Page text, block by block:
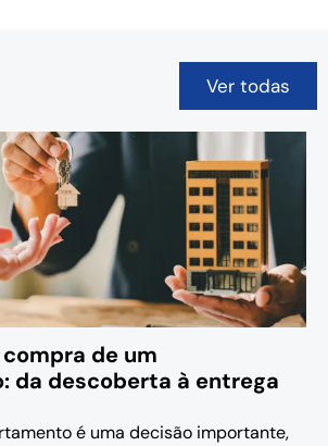
Ver todas
de um
da descoberta à entrega
é uma decisão importante,